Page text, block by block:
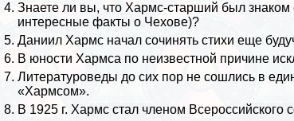
Знаете ли вы, что Хармс-старший был
интересные факты о Чехове)?
Даниил Хармс начал сочинять стихи еще
В юности Хармса по неизвестной причине
Литературоведы до сих пор не сошлись в
«Хармсом».
В 1925 г. Хармс стал члeном Всероссийского